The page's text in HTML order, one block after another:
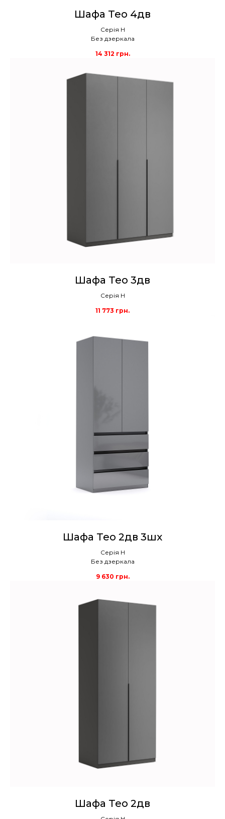
Шафа Тео 4дв
Серія Н
Без дзеркала
14 312 грн.
Шафа Тео 3дв
Серія Н
11 773 грн.
Шафа Тео 2дв 3шх
Серія Н
Без дзеркала
9 630 грн.
Шафа Teo 2дв